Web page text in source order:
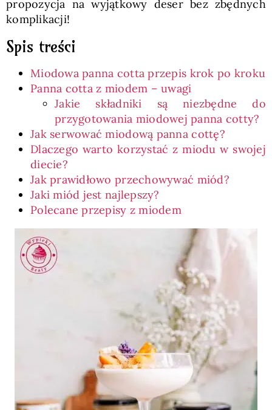
propozycja na wyjątkowy deser bez zbędnych
komplikacji!
Spis treści
Miodowa panna cotta przepis krok po kroku
Panna cotta z miodem – uwagi
Jakie składniki są niezbędne do
przygotowania miodowej panna cotty?
Jak serwować miodową panna cottę?
Dlaczego warto korzystać z miodu w swojej
diecie?
Jak prawidłowo przechowywać miód?
Jaki miód jest najlepszy?
Polecane przepisy z miodem